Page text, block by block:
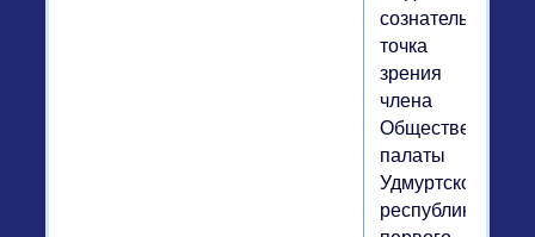
сознательная
точка
зрения
члена
Общественной
палаты
Удмуртской
республики